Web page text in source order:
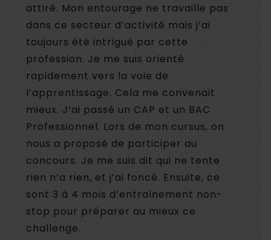
attiré. Mon entourage ne travaille pas
dans ce secteur d’activité mais j’ai
toujours été intrigué par cette
profession. Je me suis orienté
rapidement vers la voie de
l’apprentissage. Cela me convenait
mieux. J’ai passé un CAP et un BAC
Professionnel. Lors de mon cursus, on
nous a proposé de participer au
concours. Je me suis dit qui ne tente
rien n’a rien, et j’ai foncé. Ensuite, ce
sont 3 à 4 mois d’entraînement non-
stop pour préparer au mieux ce
challenge.